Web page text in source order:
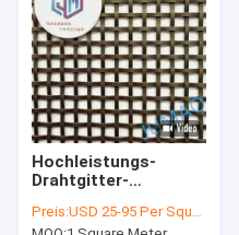
Hochleistungs-
Drahtgitter-
konstruiert für
Preis:USD 25-95 Per Square Meter